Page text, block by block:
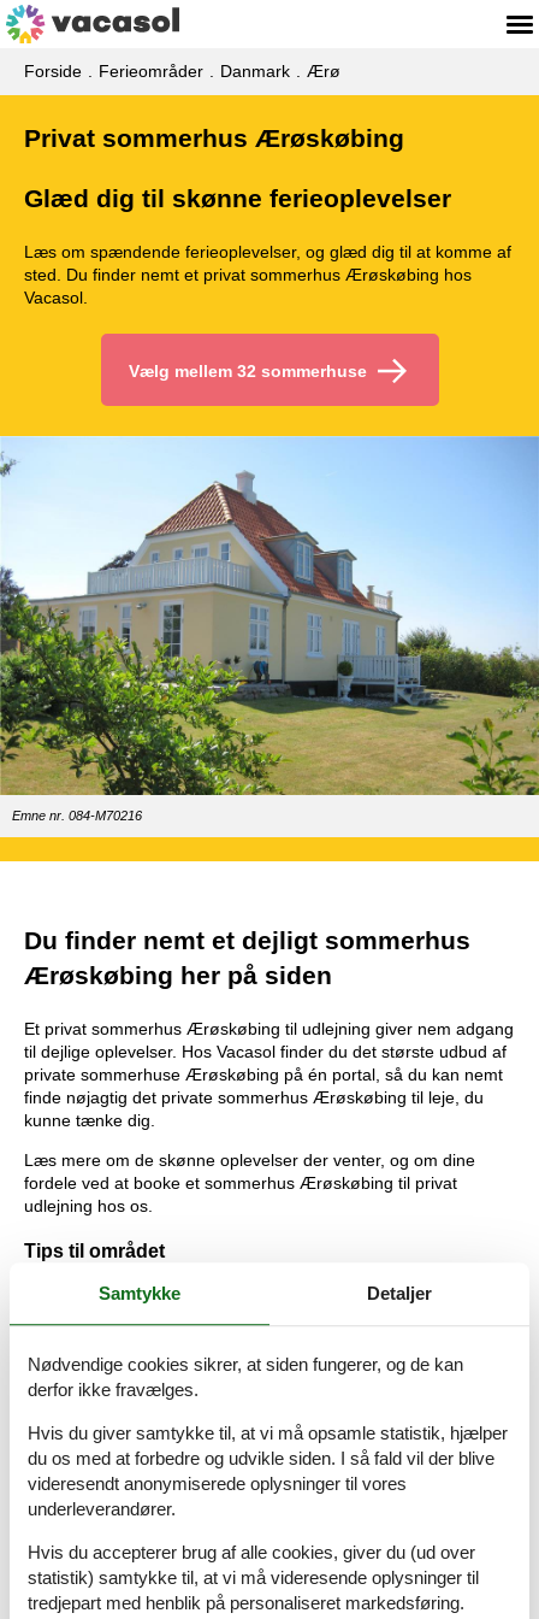
Forside Ferieområder Danmark Ærø
Privat sommerhus Ærøskøbing
Glæd dig til skønne ferieoplevelser
Læs om spændende ferieoplevelser, og glæd dig til at komme af
sted. Du finder nemt et privat sommerhus Ærøskøbing hos
Vacasol.
Vælg mellem 32 sommerhuse
Emne nr. 084-M70216
Du finder nemt et dejligt sommerhus
Ærøskøbing her på siden
Et privat sommerhus Ærøskøbing til udlejning giver nem adgang
til dejlige oplevelser. Hos Vacasol finder du det største udbud af
private sommerhuse Ærøskøbing på én portal, så du kan nemt
finde nøjagtig det private sommerhus Ærøskøbing til leje, du
kunne tænke dig.
Læs mere om de skønne oplevelser der venter, og om dine
fordele ved at booke et sommerhus Ærøskøbing til privat
udlejning hos os.
Tips til området
Ved lystbådehavnen i Æreskøbing ligger den skønneste og mest
forhold.
Den idylliske købstad Æreskøbing kan dateres tilbage til midt
1200-tallet, og den historiske by er velbevaret med
brostensbelagte gader, bindingsværkshuse og en skøn
atmosfære. Det tidligere fattighus er nu en af øens største
attraktioner med mere end 1.700 flaskeskibe, 50 modelskibe -
alt sammen lavet i hånden af én mand. En virkelig imponerende
Ærø er en lille og naturskøn ø, som det er perfekt at udforske
på cykel. Fra toppen af bakkerne kan I se både Det Sydfynske
Samtykke Detaljer
Nødvendige cookies sikrer, at siden fungerer, og de kan
derfor ikke fravælges.
Hvis du giver samtykke til, at vi må opsamle statistik, hjælper
du os med at forbedre og udvikle siden. I så fald vil der blive
videresendt anonymiserede oplysninger til vores
underleverandører.
Hvis du accepterer brug af alle cookies, giver du (ud over
statistik) samtykke til, at vi må videresende oplysninger til
tredjepart med henblik på personaliseret markedsføring.